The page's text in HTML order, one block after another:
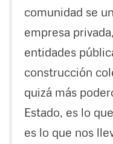
comunidad se
empresa
entidades
construcción
quizá más
Estado, es lo
es lo que nos